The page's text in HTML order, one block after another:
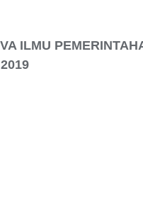
ILMU